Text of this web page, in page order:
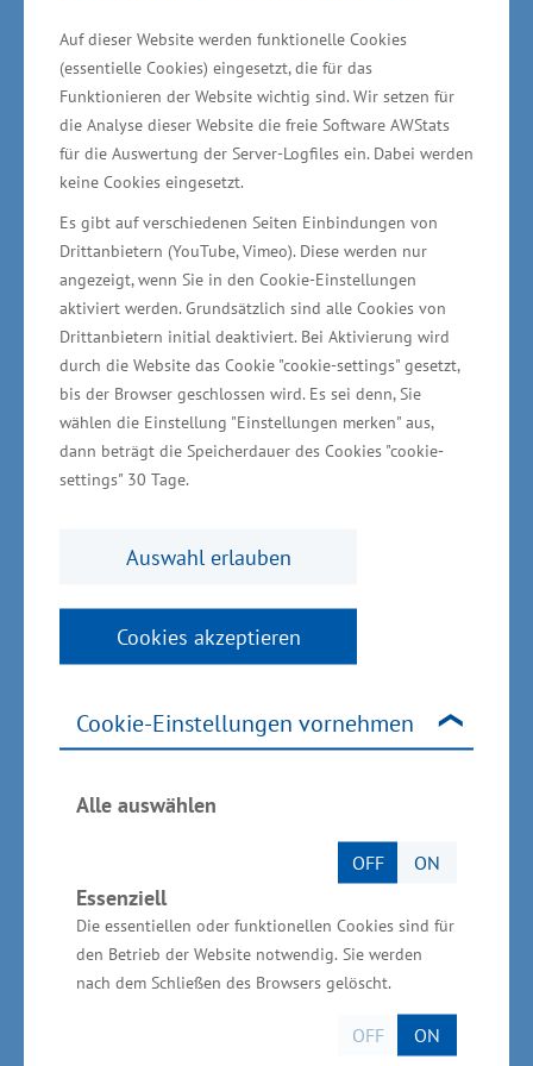
Auf dieser Website werden funktionelle Cookies
(essentielle Cookies) eingesetzt, die für das
Funktionieren der Website wichtig sind. Wir setzen für
die Analyse dieser Website die freie Software AWStats
für die Auswertung der Server-Logfiles ein. Dabei werden
keine Cookies eingesetzt.
Es gibt auf verschiedenen Seiten Einbindungen von
Drittanbietern (YouTube, Vimeo). Diese werden nur
angezeigt, wenn Sie in den Cookie-Einstellungen
aktiviert werden. Grundsätzlich sind alle Cookies von
Drittanbietern initial deaktiviert. Bei Aktivierung wird
durch die Website das Cookie "cookie-settings" gesetzt,
bis der Browser geschlossen wird. Es sei denn, Sie
wählen die Einstellung "Einstellungen merken" aus,
dann beträgt die Speicherdauer des Cookies "cookie-
settings" 30 Tage.
Auswahl erlauben
Cookies akzeptieren
Cookie-Einstellungen vornehmen
Alle auswählen
OFF ON
Essenziell
Die essentiellen oder funktionellen Cookies sind für
den Betrieb der Website notwendig. Sie werden
nach dem Schließen des Browsers gelöscht.
OFF ON
Teilnehmenden originelle Geschäftsideen und
entscheidende Forschungsergebnisse zu
wirtschaftlichen Gründungsszenarien
weiterentwickelt“, sagte Glawe.
Wirtschaftsministerium unterstützt
Ideenwettbewerb
Das Wirtschaftsministerium unterstützt das
Projekt mit Mitteln des Europäischen
Sozialfonds (ESF) in Höhe von rund zwei
Millionen Euro. „Der Wettbewerb trägt dazu bei,
Gründungskultur in Mecklenburg-Vorpommern
zu stärken“, sagte Glawe.
An dem Landesfinale nehmen teil:
Fahrradanhänger „frei“ - Niklas Mästele aus